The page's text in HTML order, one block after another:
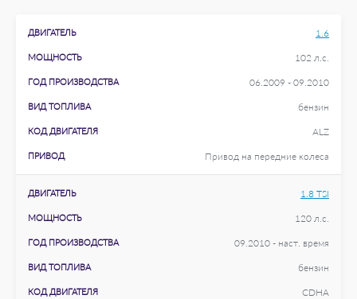
ДВИГАТЕЛЬ 1.6
МОЩНОСТЬ 102 л.с.
ГОД ПРОИЗВОДСТВА 06.2009 - 09.2010
ВИД ТОПЛИВА бензин
КОД ДВИГАТЕЛЯ ALZ
ПРИВОД Привод на передние колеса
ДВИГАТЕЛЬ 1.8 TSI
МОЩНОСТЬ 120 л.с.
ГОД ПРОИЗВОДСТВА 09.2010 - наст. время
ВИД ТОПЛИВА бензин
КОД ДВИГАТЕЛЯ CDHA